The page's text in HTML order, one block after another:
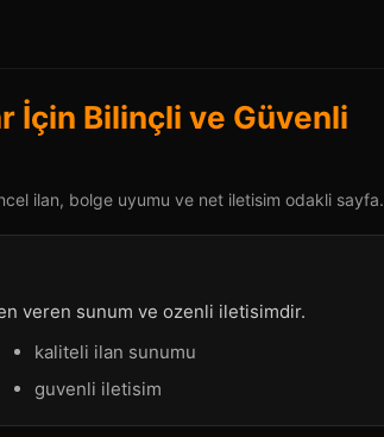
İçin Bilinçli ve Güvenli
ilan, bolge uyumu ve net iletisim odakli sayfa.
veren sunum ve ozenli iletisimdir.
kaliteli ilan sunumu
guvenli iletisim